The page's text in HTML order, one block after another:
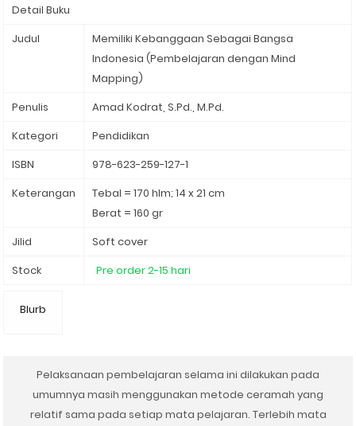
Detail Buku
Judul
Memiliki Kebanggaan Sebagai Bangsa
Indonesia (Pembelajaran dengan Mind
Mapping)⁣
Penulis
Amad Kodrat, S.Pd., M.Pd.
Kategori
Pendidikan⁣
ISBN
978-623-259-127-1
Keterangan
Tebal = 170 hlm; 14 x 21 cm
Berat = 160 gr
Jilid
Soft cover
Stock
Pre order 2-15 hari
Blurb
Pelaksanaan pembelajaran selama ini dilakukan pada
umumnya masih menggunakan metode ceramah yang
relatif sama pada setiap mata pelajaran. Terlebih mata